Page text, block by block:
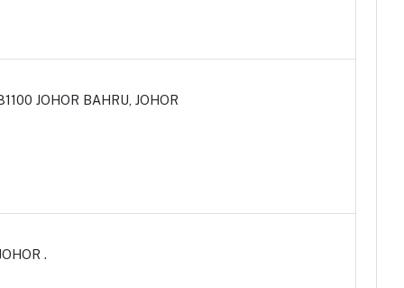
JOHOR BAHRU, JOHOR
.